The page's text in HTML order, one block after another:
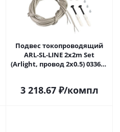
Подвес токопроводящий
ARL-SL-LINE 2x2m Set
(Arlight, провод 2x0.5) 033642
3 218.67₽/компл